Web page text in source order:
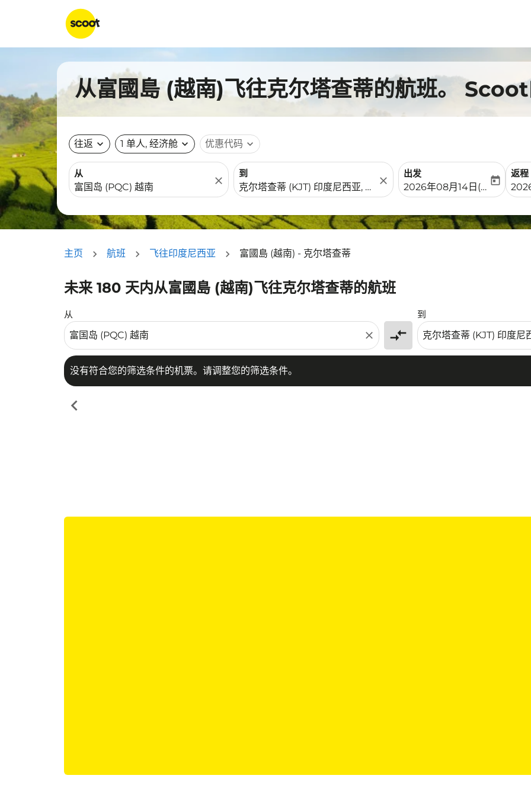
从富國島 (越南)飞往克尔塔查蒂的航班。
往返 expand_more 1 单人, 经济舱 expand_more 优惠代码 expand_more
从
close
到
close
出发
fc-booking-departure-
2026年08月14日(周五)
today
返程
fc-
主页 航班 飞往印度尼西亚 富國島 (越南) - 克尔塔查蒂
未来 180 天内从富國島 (越南)飞往克尔塔查蒂的航班
从
close compare_arrows
到
没有符合您的筛选条件的机票。请调整您的筛选条件。
没有符合您的筛选条件的机票。请调整您的筛选条件。
chevron_left